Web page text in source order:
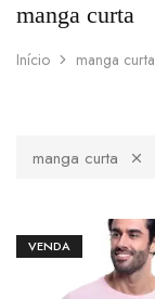
manga curta
Início manga curta
manga curta
VENDA